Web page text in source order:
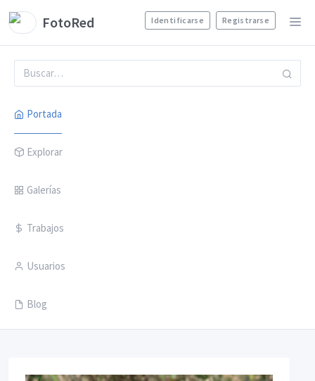
FotoRed Identificarse Registrarse
Portada
Explorar
Galerías
Trabajos
Usuarios
Blog